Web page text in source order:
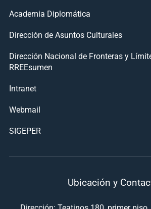
Academia Diplomática
Dirección de Asuntos Culturales
Dirección Nacional de Fronteras y
RREEsumen
Intranet
Webmail
SIGEPER
Ubicación y